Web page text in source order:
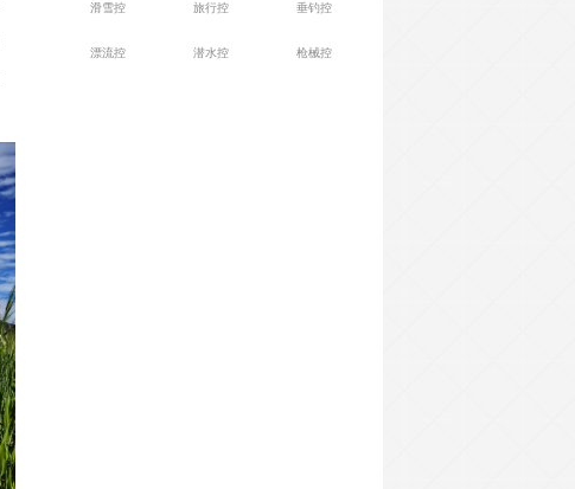
滑雪控 旅行控 垂钓控
漂流控 潜水控 枪械控